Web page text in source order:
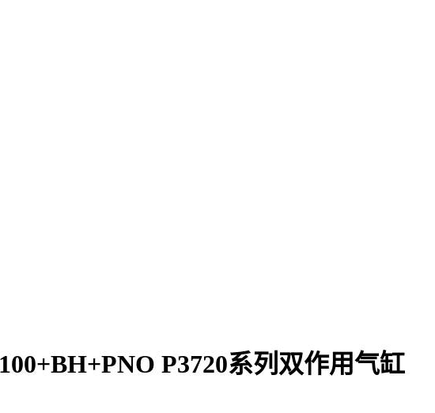
P3720系列双作用气缸